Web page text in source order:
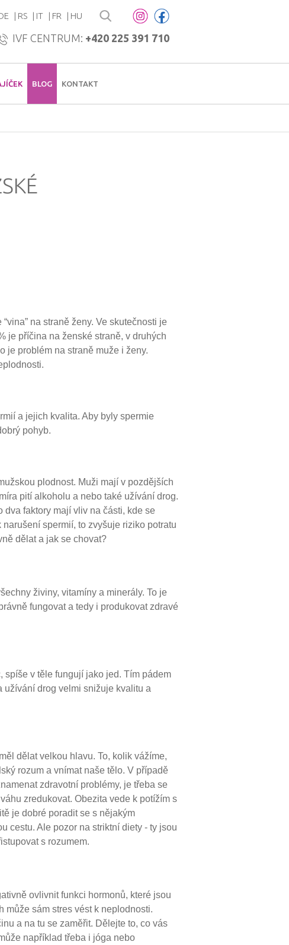
RS IT FR HU
IVF CENTRUM: +420 225 391 710
BLOG KONTAKT
na straně ženy. Ve skutečnosti je
je příčina na ženské straně, v druhých
je problém na straně muže i ženy.
a jejich kvalita. Aby byly spermie
pohyb.
plodnost. Muži mají v pozdějších
pití alkoholu a nebo také užívání drog.
faktory mají vliv na části, kde se
spermií, to zvyšuje riziko potratu
dělat a jak se chovat?
živiny, vitamíny a minerály. To je
fungovat a tedy i produkovat zdravé
v těle fungují jako jed. Tím pádem
užívání drog velmi snižuje kvalitu a
dělat velkou hlavu. To, kolik vážíme,
rozum a vnímat naše tělo. V případě
zdravotní problémy, je třeba se
zredukovat. Obezita vede k potížím s
je dobré poradit se s nějakým
cestu. Ale pozor na striktní diety - ty jsou
s rozumem.
ovlivnit funkci hormonů, které jsou
může sám stres vést k neplodnosti.
a na tu se zaměřit. Dělejte to, co vás
například třeba i jóga nebo